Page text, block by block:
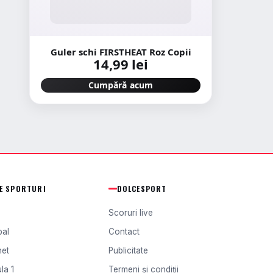
Guler schi FIRSTHEAT Roz Copii
14,99 lei
Cumpără acum
SPORTURI
1
DOLCESPORT
Scoruri live
Contact
Publicitate
Termeni și condiții